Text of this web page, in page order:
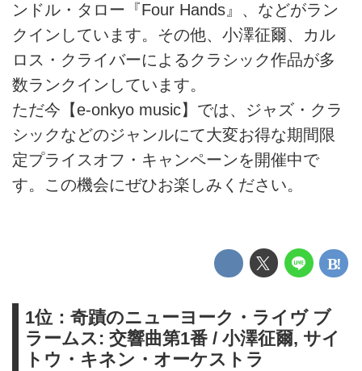
ンドル・タロー『Four Hands』、などがラン
クインしています。その他、小澤征爾、カル
ロス・クライバーによるクラシック作品が多
数ランクインしています。
ただ今【e-onkyo music】では、ジャズ・クラ
シックなどのジャンルにて大変お得な期間限
定プライスオフ・キャンペーンを開催中で
す。この機会にぜひお楽しみください。
1位：奇蹟のニューヨーク・ライヴ ブ
ラームス: 交響曲第1番 / 小澤征爾, サイ
トウ・キネン・オーケストラ